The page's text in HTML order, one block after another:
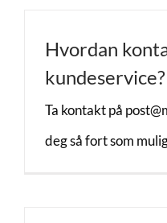
Hvordan
kundeservice?
Ta kontakt på
deg så fort som